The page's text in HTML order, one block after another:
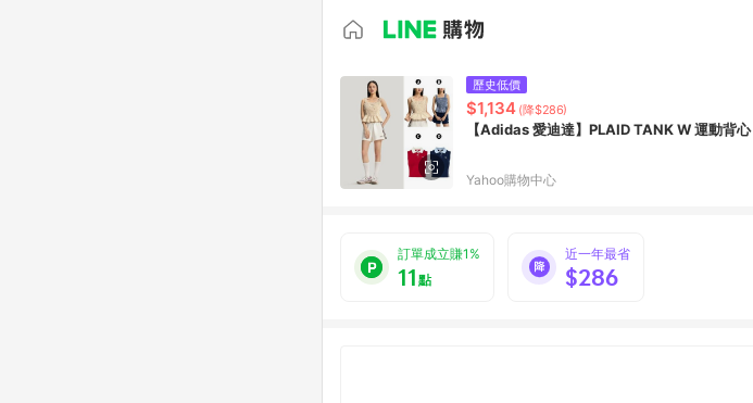
歷史低價
$1,134 (降$286)
Yahoo購物中心
訂單成立賺1%
11點
近一年最省
$286